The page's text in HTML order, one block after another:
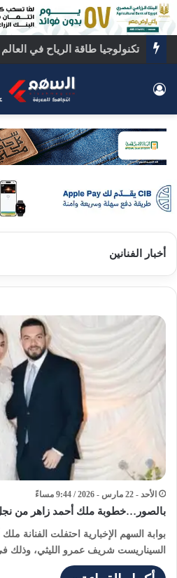
أخبار الفنانين
الأحد - 22 مارس - 2026 / 9:44 مساءً
بالصور…خطوبة ملك أحمد زاهر من نجل
بوابة السهم الإخبارية احتفلت الفنانة
السيناريست شريف عمرو الليثي،